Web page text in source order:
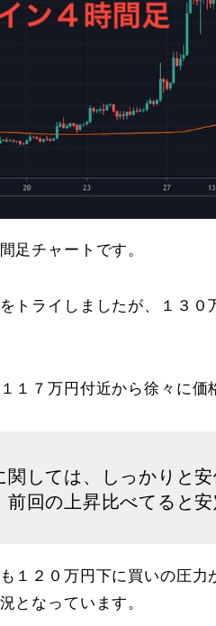
足チャートです。
トライしましたが、１３
１７万円付近から徐々に価
関しては、しっかりと
前回の上昇比べてると
１２０万円下に買いの圧
となっています。